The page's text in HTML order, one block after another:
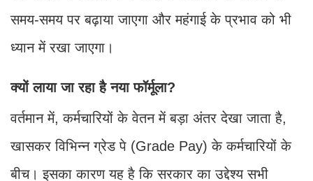
समय-समय पर बढ़ाया जाएगा और महंगाई के प्रभाव को भी
ध्यान में रखा जाएगा।
क्यों लाया जा रहा है नया फॉर्मूला?
वर्तमान में, कर्मचारियों के वेतन में बड़ा अंतर देखा जाता है,
खासकर विभिन्न ग्रेड पे (Grade Pay) के कर्मचारियों के
बीच। इसका कारण यह है कि सरकार का उद्देश्य सभी